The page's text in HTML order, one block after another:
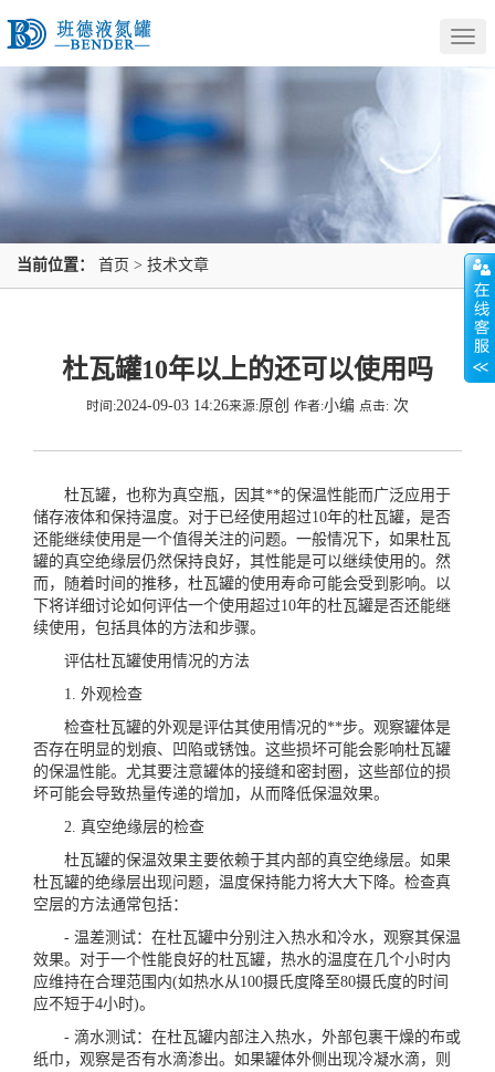
当前位置： 首页 > 技术文章
杜瓦罐10年以上的还可以使用吗
时间:2024-09-03 14:26来源:原创 作者:小编 点击: 次
杜瓦罐，也称为真空瓶，因其**的保温性能而广泛应用于
储存液体和保持温度。对于已经使用超过10年的杜瓦罐，是否
还能继续使用是一个值得关注的问题。一般情况下，如果杜瓦
罐的真空绝缘层仍然保持良好，其性能是可以继续使用的。然
而，随着时间的推移，杜瓦罐的使用寿命可能会受到影响。以
下将详细讨论如何评估一个使用超过10年的杜瓦罐是否还能继
续使用，包括具体的方法和步骤。
评估杜瓦罐使用情况的方法
1. 外观检查
检查杜瓦罐的外观是评估其使用情况的**步。观察罐体是
否存在明显的划痕、凹陷或锈蚀。这些损坏可能会影响杜瓦罐
的保温性能。尤其要注意罐体的接缝和密封圈，这些部位的损
坏可能会导致热量传递的增加，从而降低保温效果。
2. 真空绝缘层的检查
杜瓦罐的保温效果主要依赖于其内部的真空绝缘层。如果
杜瓦罐的绝缘层出现问题，温度保持能力将大大下降。检查真
空层的方法通常包括：
- 温差测试：在杜瓦罐中分别注入热水和冷水，观察其保温
效果。对于一个性能良好的杜瓦罐，热水的温度在几个小时内
应维持在合理范围内(如热水从100摄氏度降至80摄氏度的时间
应不短于4小时)。
- 滴水测试：在杜瓦罐内部注入热水，外部包裹干燥的布或
纸巾，观察是否有水滴渗出。如果罐体外侧出现冷凝水滴，则